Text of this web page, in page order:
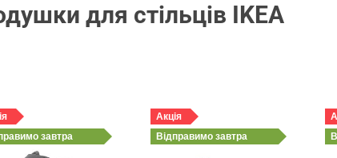
для стільців IKEA
завтра
Акція
Відправимо завтра